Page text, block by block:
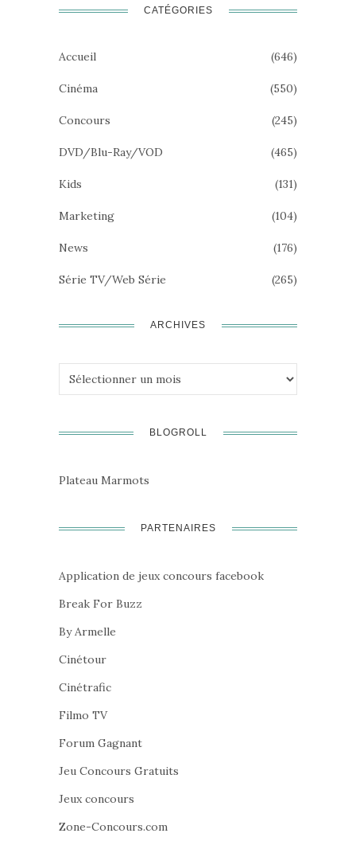
CATÉGORIES
Accueil (646)
Cinéma (550)
Concours (245)
DVD/Blu-Ray/VOD (465)
Kids (131)
Marketing (104)
News (176)
Série TV/Web Série (265)
ARCHIVES
Archives
BLOGROLL
Plateau Marmots
PARTENAIRES
Application de jeux concours facebook
Break For Buzz
By Armelle
Cinétour
Cinétrafic
Filmo TV
Forum Gagnant
Jeu Concours Gratuits
Jeux concours
Zone-Concours.com